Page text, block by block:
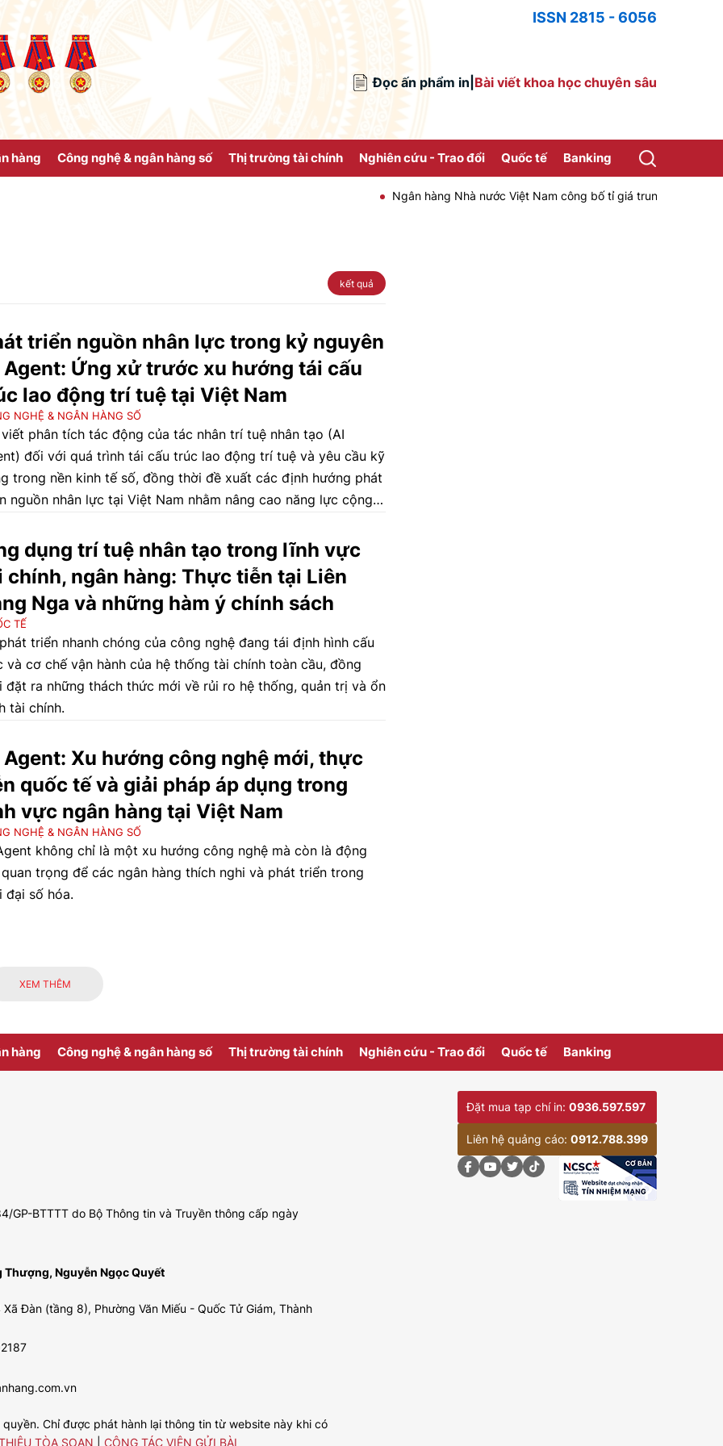
ISSN 2815 - 6056
Đọc ấn phẩm in Bài viết khoa học chuyên sâu
hàng Công nghệ & ngân hàng số Thị trường tài chính Nghiên cứu - Trao đổi Quốc tế Banking
Ngân hàng Nhà nước Việt Nam công bố tỉ giá trung tâm của
kết quả
triển nguồn nhân lực trong kỷ nguyên
Agent: Ứng xử trước xu hướng tái cấu
lao động trí tuệ tại Việt Nam
NGHỆ & NGÂN HÀNG SỐ
viết phân tích tác động của tác nhân trí tuệ nhân tạo (AI
đối với quá trình tái cấu trúc lao động trí tuệ và yêu cầu kỹ
trong nền kinh tế số, đồng thời đề xuất các định hướng phát
nguồn nhân lực tại Việt Nam nhằm nâng cao năng lực cộng
năng lực cạnh tranh trong kỷ nguyên AI.
dụng trí tuệ nhân tạo trong lĩnh vực
chính, ngân hàng: Thực tiễn tại Liên
Nga và những hàm ý chính sách
TẾ
triển nhanh chóng của công nghệ đang tái định hình cấu
và cơ chế vận hành của hệ thống tài chính toàn cầu, đồng
đặt ra những thách thức mới về rủi ro hệ thống, quản trị và ổn
tài chính.
Agent: Xu hướng công nghệ mới, thực
quốc tế và giải pháp áp dụng trong
vực ngân hàng tại Việt Nam
NGHỆ & NGÂN HÀNG SỐ
không chỉ là một xu hướng công nghệ mà còn là động
trọng để các ngân hàng thích nghi và phát triển trong
đại số hóa.
XEM THÊM
hàng Công nghệ & ngân hàng số Thị trường tài chính Nghiên cứu - Trao đổi Quốc tế Banking
GP-BTTTT do Bộ Thông tin và Truyền thông cấp ngày
Thượng, Nguyễn Ngọc Quyết
Đàn (tầng 8), Phường Văn Miếu - Quốc Tử Giám, Thành
Chỉ được phát hành lại thông tin từ website này khi có
TÒA SOẠN CỘNG TÁC VIÊN GỬI BÀI
Đặt mua tạp chí in: 0936.597.597
Liên hệ quảng cáo: 0912.788.399